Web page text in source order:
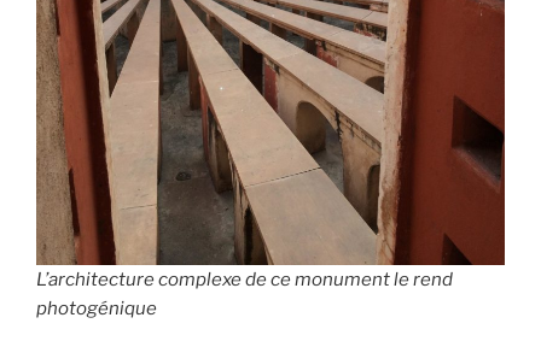
L’architecture complexe de ce monument le rend
photogénique